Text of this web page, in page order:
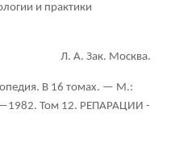
и практики
Л. А. Зак. Москва.
В 16 томах. — М.:
Том 12. РЕПАРАЦИИ -